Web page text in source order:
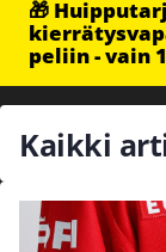
🎁
peliin - vain
Kaikki